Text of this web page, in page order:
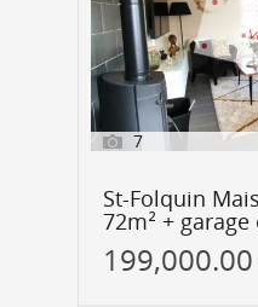
7
St-Folquin
72m² +